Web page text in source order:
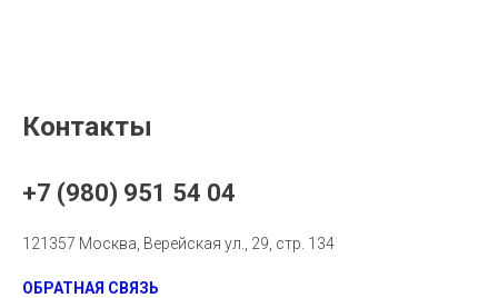
Контакты
+7 (980) 951 54 04
121357 Москва, Верейская ул., 29, стр. 134
ОБРАТНАЯ СВЯЗЬ